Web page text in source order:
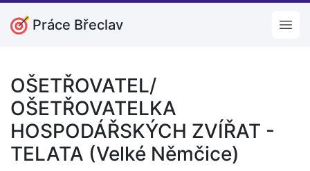
Práce Břeclav
OŠETŘOVATEL/
OŠETŘOVATELKA
HOSPODÁŘSKÝCH ZVÍŘAT -
TELATA (Velké Němčice)